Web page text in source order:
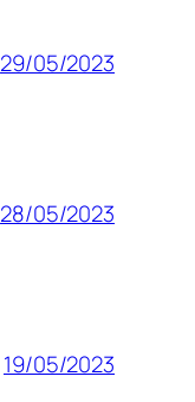
29/05/2023
28/05/2023
19/05/2023